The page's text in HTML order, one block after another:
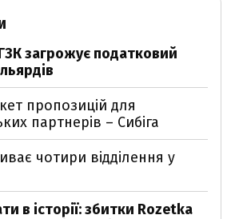
загрожує податковий
пропозицій для
партнерів – Сибіга
чотири відділення у
в історії: збитки Rozetka